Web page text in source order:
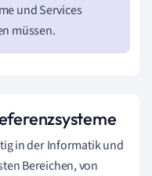
und Services
müssen.
in der Informatik und
Bereichen, von